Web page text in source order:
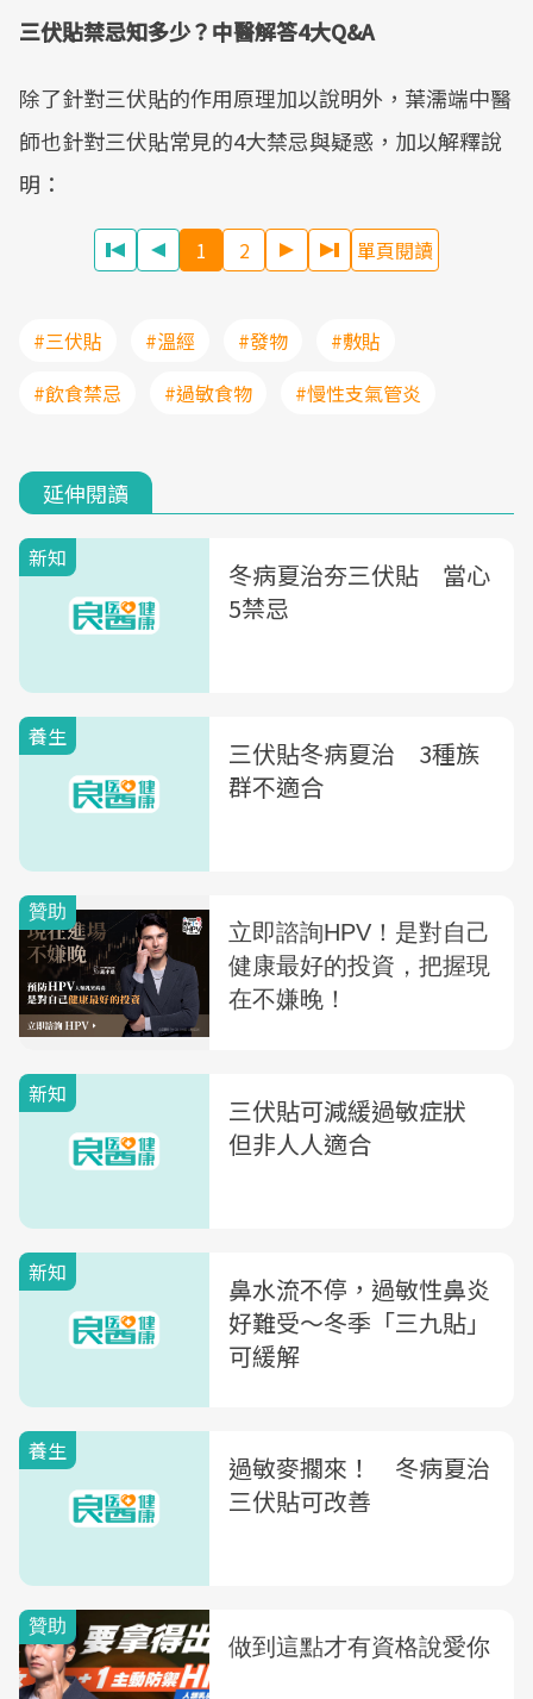
三伏貼禁忌知多少？中醫解答4大Q&A
除了針對三伏貼的作用原理加以說明外，葉濡端中醫
師也針對三伏貼常見的4大禁忌與疑惑，加以解釋說
明：
1 2 單頁閱讀
#三伏貼 #溫經 #發物
#敷貼
#飲食禁忌
#過敏食物 #慢性支氣管炎
延伸閱讀
新知
冬病夏治夯三伏貼 當心
5禁忌
養生
三伏貼冬病夏治 3種族
群不適合
新知
三伏貼可減緩過敏症狀
但非人人適合
新知
鼻水流不停，過敏性鼻炎
好難受〜冬季「三九貼」
可緩解
養生
過敏麥擱來！ 冬病夏治
三伏貼可改善